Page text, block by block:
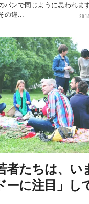
ンで同じように思われます
の違...
者たちは、い
ーに注目」し